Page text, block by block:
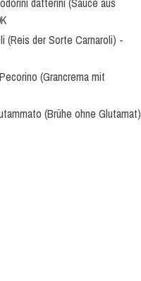
datterini (Sauce aus
(Reis der Sorte Carnaroli) -
(Grancrema mit
(Brühe ohne Glutamat)